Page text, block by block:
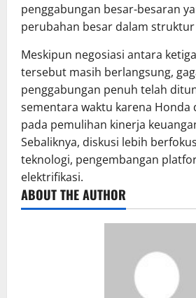
penggabungan besar-besaran
perubahan besar dalam
Meskipun negosiasi antara
tersebut masih berlangsung,
penggabungan penuh telah
sementara waktu karena Honda
pada pemulihan kinerja
Sebaliknya, diskusi lebih
teknologi, pengembangan
elektrifikasi.
ABOUT THE AUTHOR